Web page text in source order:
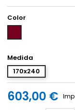
Color
Medida
170x240
603,00 €